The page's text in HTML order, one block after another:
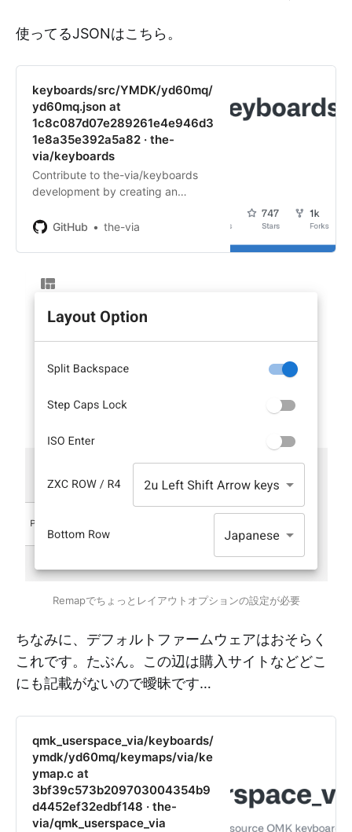
使ってるJSONはこちら。
keyboards/src/YMDK/yd60mq/
yd60mq.json at
1c8c087d07e289261e4e946d3
1e8a35e392a5a82 · the-
via/keyboards
Contribute to the-via/keyboards
development by creating an
GitHub
the-via
Remapでちょっとレイアウトオプションの設定が必要
ちなみに、デフォルトファームウェアはおそらく
これです。たぶん。この辺は購入サイトなどどこ
にも記載がないので曖昧です…
qmk_userspace_via/keyboards/
ymdk/yd60mq/keymaps/via/ke
ymap.c at
3bf39c573b209703004354b9
d4452ef32edbf148 · the-
via/qmk_userspace_via